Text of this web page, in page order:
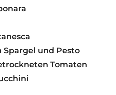
und Pesto
Tomaten